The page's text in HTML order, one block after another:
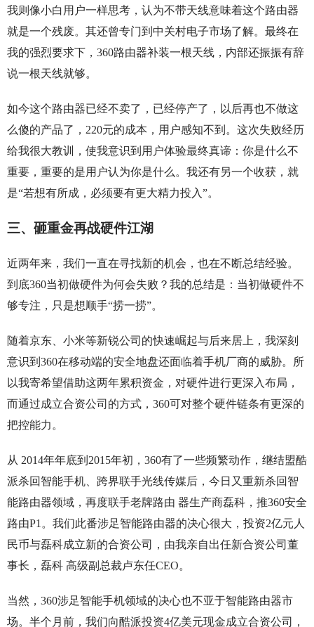
我则像小白用户一样思考，认为不带天线意味着这个路由器
就是一个残废。其还曾专门到中关村电子市场了解。最终在
我的强烈要求下，360路由器补装一根天线，内部还振振有辞
说一根天线就够。
如今这个路由器已经不卖了，已经停产了，以后再也不做这
么傻的产品了，220元的成本，用户感知不到。这次失败经历
给我很大教训，使我意识到用户体验最终真谛：你是什么不
重要，重要的是用户认为你是什么。我还有另一个收获，就
是“若想有所成，必须要有更大精力投入”。
三、砸重金再战硬件江湖
近两年来，我们一直在寻找新的机会，也在不断总结经验。
到底360当初做硬件为何会失败？我的总结是：当初做硬件不
够专注，只是想顺手“捞一捞”。
随着京东、小米等新锐公司的快速崛起与后来居上，我深刻
意识到360在移动端的安全地盘还面临着手机厂商的威胁。所
以我寄希望借助这两年累积资金，对硬件进行更深入布局，
而通过成立合资公司的方式，360可对整个硬件链条有更深的
把控能力。
从 2014年年底到2015年初，360有了一些频繁动作，继结盟酷
派杀回智能手机、跨界联手光线传媒后，今日又重新杀回智
能路由器领域，再度联手老牌路由 器生产商磊科，推360安全
路由P1。我们此番涉足智能路由器的决心很大，投资2亿元人
民币与磊科成立新的合资公司，由我亲自出任新合资公司董
事长，磊科 高级副总裁卢东任CEO。
当然，360涉足智能手机领域的决心也不亚于智能路由器市
场。半个月前，我们向酷派投资4亿美元现金成立合资公司，